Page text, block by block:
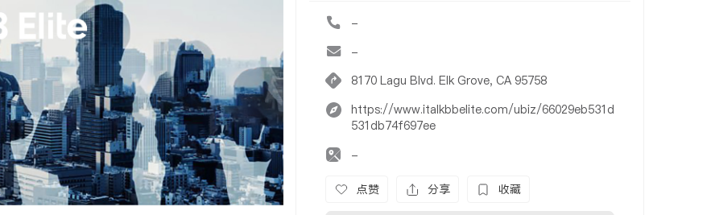
-
-
8170 Lagu Blvd. Elk Grove, CA 95758
https://www.italkbbelite.com/ubiz/66029eb531d
531db74f697ee
-
点赞 分享 收藏